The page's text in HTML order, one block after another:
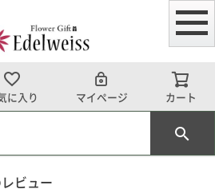
に入り マイページ カート
ビュー